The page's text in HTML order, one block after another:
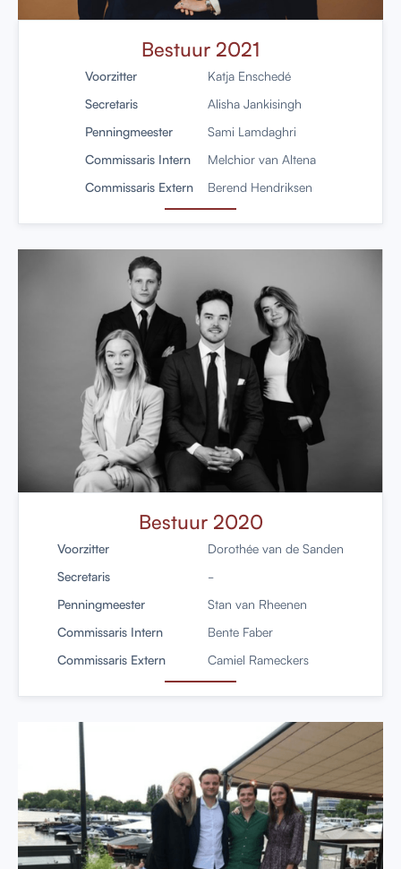
Bestuur 2021
Voorzitter
Katja Enschedé
Secretaris
Alisha Jankisingh
Penningmeester
Sami Lamdaghri
Commissaris Intern
Melchior van Altena
Commissaris Extern
Berend Hendriksen
Bestuur 2020
Voorzitter
Dorothée van de Sanden
Secretaris
-
Penningmeester
Stan van Rheenen
Commissaris Intern
Bente Faber
Commissaris Extern
Camiel Rameckers